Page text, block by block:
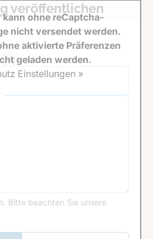
veröffentlichen
Bitte beachten Sie unsere
kann ohne reCaptcha-
nicht versendet werden.
aktivierte Präferenzen
geladen werden.
Einstellungen »